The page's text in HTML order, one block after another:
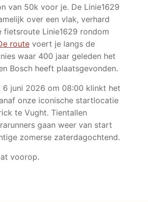
van 50k voor je. De Linie1629
over een vlak, verhard
fietsroute Linie1629 rondom
routevoert je langs de
waar 400 jaar geleden het
Bosch heeft plaatsgevonden.
6 juni 2026 om 08:00 klinkt het
onze iconische startlocatie
te Vught. Tientallen
gaan weer van start
zomerse zaterdagochtend.
voorop.